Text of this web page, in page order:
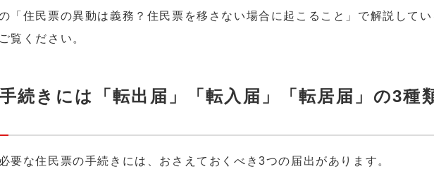
「住民票の異動は義務？住民票を移さない場合に起こること」で解説して
覧ください。
続きには「転出届」「転入届」「転居届」の3種
要な住民票の手続きには、おさえておくべき3つの届出があります。